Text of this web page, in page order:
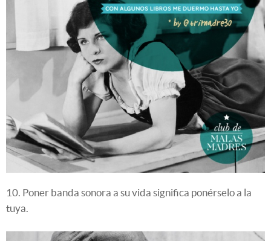
10. Poner banda sonora a su vida significa ponérselo a la
tuya.